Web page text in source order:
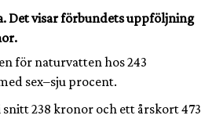
Det visar förbundets uppföljning
för naturvatten hos 243
sex–sju procent.
238 kronor och ett årskort 473